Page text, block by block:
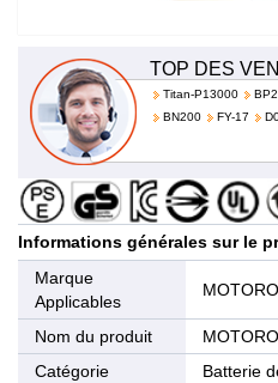
TOP DES
Titan-P13000
BN200
FY-17
Informations générales sur le
Marque
Applicables
Nom du produit
Catégorie
Batterie